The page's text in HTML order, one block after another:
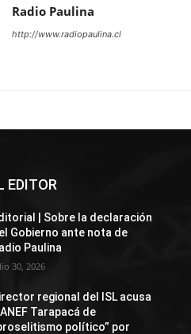
Radio Paulina
http://www.radiopaulina.cl
EDITOR
| Sobre la declaración
Gobierno ante nota de
Paulina
30, 2026
regional del ISL acusa
Tarapacá de
político” por